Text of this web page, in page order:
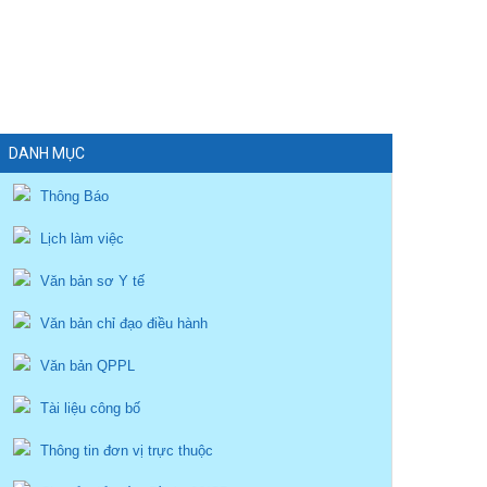
DANH MỤC
Thông Báo
Lịch làm việc
Văn bản sơ Y tế
Văn bản chỉ đạo điều hành
Văn bản QPPL
Tài liệu công bố
Thông tin đơn vị trực thuộc